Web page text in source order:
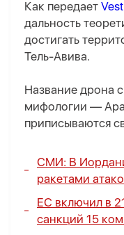
Как передает
дальность
достигать
Тель-Авива.
Название дрона
мифологии —
приписываются
СМИ: В
ракетами
ЕС включил в
санкций 15